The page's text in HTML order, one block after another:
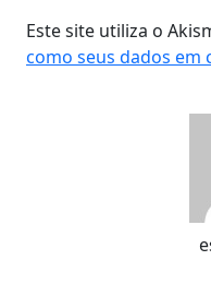
Este site utiliza o
como seus dados em